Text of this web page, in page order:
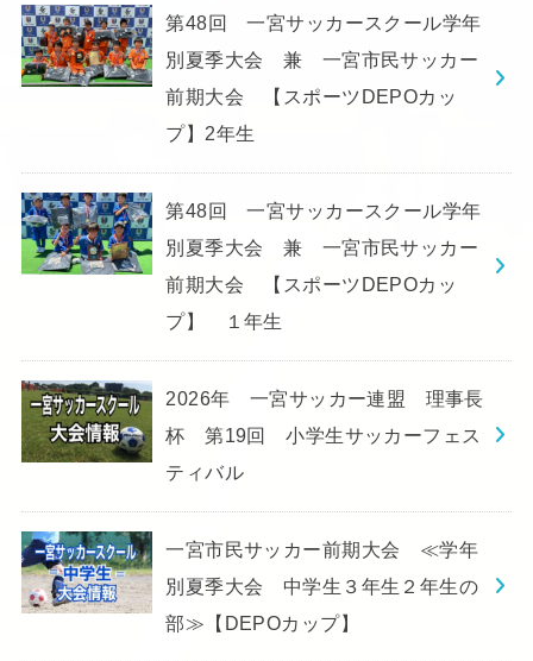
第48回 一宮サッカースクール学年
別夏季大会 兼 一宮市民サッカー
前期大会 【スポーツDEPOカッ
プ】2年生
第48回 一宮サッカースクール学年
別夏季大会 兼 一宮市民サッカー
前期大会 【スポーツDEPOカッ
プ】 １年生
2026年 一宮サッカー連盟 理事長
杯 第19回 小学生サッカーフェス
ティバル
一宮市民サッカー前期大会 ≪学年
別夏季大会 中学生３年生２年生の
部≫【DEPOカップ】